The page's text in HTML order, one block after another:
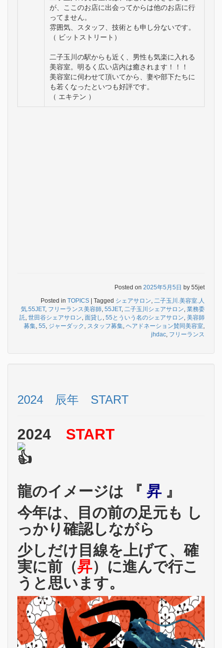
が、ここのお店に出会ってからは他のお店に行
ってません。
雰囲気、スタッフ、技術とも申し分ないです。
（ ビットストリート）
二子玉川の駅からも近く、男性も気楽に入れる
美容室。明るく広い店内は癒されます！！！
美容室に伺わせて頂いてから、妻や部下たちに
も若くなったといつも好評です。
（ エキテン ）
Posted on 2025年5月5日 by 55jet
Posted in TOPICS Tagged シェアサロン, 二子玉川.美容室.人
気.55JET, フリーランス美容師, 55JET, 二子玉川シェアサロン, 業務委
託, 世田谷シェアサロン, 面貸し , 55とういう名のシェアサロン, 美容師
募集, 55, ジャーダック , スタッフ募集, ヘアドネーション賛同美容室,
jhdac, フリーランス
2024 辰年 START
2024 START
龍のイメージは 『 昇 』
今年は、目の前の足元も し
っかり確認しながら
少しだけ目線を上げて、確
実に前（昇）に進んで行こ
うと思います。